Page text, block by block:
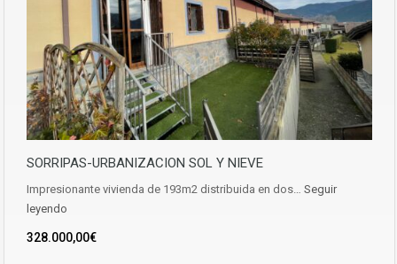
SORRIPAS-URBANIZACION SOL Y NIEVE
Impresionante vivienda de 193m2 distribuida en dos… Seguir
leyendo
328.000,00€